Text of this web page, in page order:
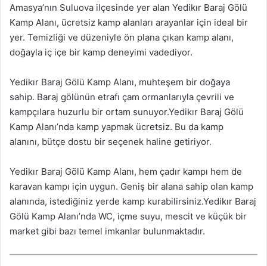
Amasya’nın Suluova ilçesinde yer alan Yedikır Baraj Gölü
Kamp Alanı, ücretsiz kamp alanları arayanlar için ideal bir
yer. Temizliği ve düzeniyle ön plana çıkan kamp alanı,
doğayla iç içe bir kamp deneyimi vadediyor.
Yedikır Baraj Gölü Kamp Alanı, muhteşem bir doğaya
sahip. Baraj gölünün etrafı çam ormanlarıyla çevrili ve
kampçılara huzurlu bir ortam sunuyor.Yedikır Baraj Gölü
Kamp Alanı’nda kamp yapmak ücretsiz. Bu da kamp
alanını, bütçe dostu bir seçenek haline getiriyor.
Yedikır Baraj Gölü Kamp Alanı, hem çadır kampı hem de
karavan kampı için uygun. Geniş bir alana sahip olan kamp
alanında, istediğiniz yerde kamp kurabilirsiniz.Yedikır Baraj
Gölü Kamp Alanı’nda WC, içme suyu, mescit ve küçük bir
market gibi bazı temel imkanlar bulunmaktadır.